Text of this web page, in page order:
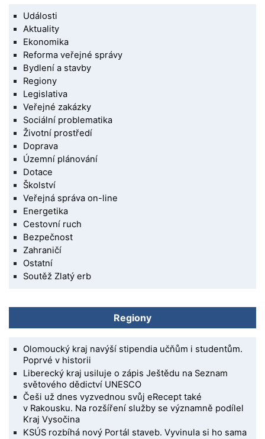
Události
Aktuality
Ekonomika
Reforma veřejné správy
Bydlení a stavby
Regiony
Legislativa
Veřejné zakázky
Sociální problematika
Životní prostředí
Doprava
Územní plánování
Dotace
Školství
Veřejná správa on-line
Energetika
Cestovní ruch
Bezpečnost
Zahraničí
Ostatní
Soutěž Zlatý erb
Regiony
Olomoucký kraj navýší stipendia učňům i studentům.
Poprvé v historii
Liberecký kraj usiluje o zápis Ještědu na Seznam
světového dědictví UNESCO
Češi už dnes vyzvednou svůj eRecept také
v Rakousku. Na rozšíření služby se významně podílel
Kraj Vysočina
KSÚS rozbíhá nový Portál staveb. Vyvinula si ho sama